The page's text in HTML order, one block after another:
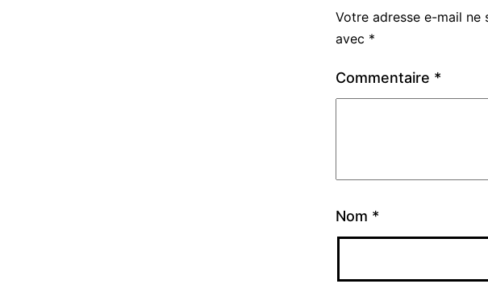
Votre adresse e-mail ne
avec *
Commentaire *
Nom *